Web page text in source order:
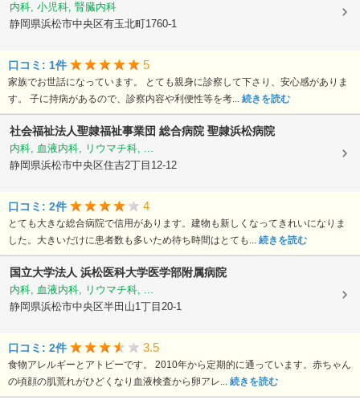
内科, 小児科, 腎臓内科
静岡県浜松市中央区有玉北町1760-1
口コミ: 1件 5
家族でお世話になっています。 とても親身に診察して下さり、安心感がありま
す。 子に持病があるので、診察内容や利便性等を考... 続きを読む
社会福祉法人聖隷福祉事業団 総合病院 聖隷浜松病院
内科, 血液内科, リウマチ科, ...
静岡県浜松市中央区住吉2丁目12-12
口コミ: 2件 4
とても大きな総合病院で信用があります。建物も新しくなってきれいになりま
した。大きいだけに患者数も多いため待ち時間はとても... 続きを読む
国立大学法人 浜松医科大学医学部附属病院
内科, 血液内科, リウマチ科, ...
静岡県浜松市中央区半田山1丁目20-1
口コミ: 2件 3.5
食物アレルギーとアトピーです。 2010年から定期的に通っています。赤ちゃん
の頃顔の肌荒れがひどくなり血液検査から卵アレ... 続きを読む